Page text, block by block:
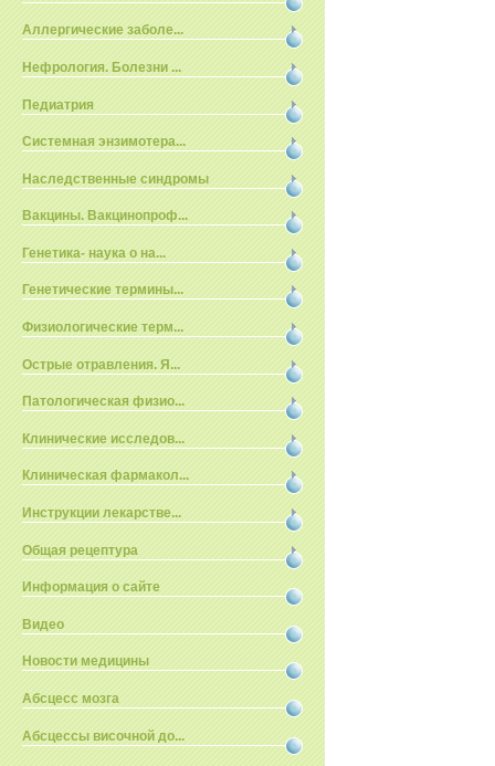
Аллергические заболе...
Нефрология. Болезни ...
Педиатрия
Системная энзимотера...
Наследственные синдромы
Вакцины. Вакцинопроф...
Генетика- наука о на...
Генетические термины...
Физиологические терм...
Острые отравления. Я...
Патологическая физио...
Клинические исследов...
Клиническая фармакол...
Инструкции лекарстве...
Общая рецептура
Информация о сайте
Видео
Новости медицины
Абсцесс мозга
Абсцессы височной до...